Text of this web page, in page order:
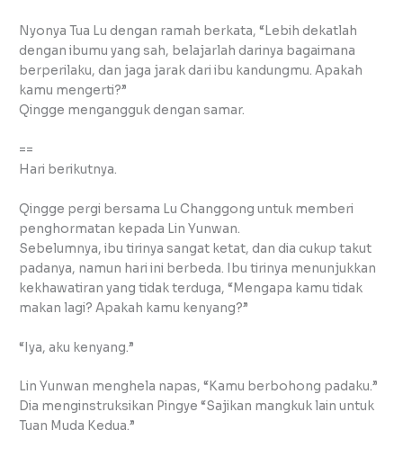
Nyonya Tua Lu dengan ramah berkata, “Lebih dekatlah
dengan ibumu yang sah, belajarlah darinya bagaimana
berperilaku, dan jaga jarak dari ibu kandungmu. Apakah
kamu mengerti?”
Qingge mengangguk dengan samar.
==
Hari berikutnya.
Qingge pergi bersama Lu Changgong untuk memberi
penghormatan kepada Lin Yunwan.
Sebelumnya, ibu tirinya sangat ketat, dan dia cukup takut
padanya, namun hari ini berbeda. Ibu tirinya menunjukkan
kekhawatiran yang tidak terduga, “Mengapa kamu tidak
makan lagi? Apakah kamu kenyang?”
“Iya, aku kenyang.”
Lin Yunwan menghela napas, “Kamu berbohong padaku.”
Dia menginstruksikan Pingye “Sajikan mangkuk lain untuk
Tuan Muda Kedua.”